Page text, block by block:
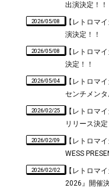
出演決定！！
2026/05/08
【レトロマ
演決定！！
2026/05/08
【レトロマ
決定！！
2026/05/04
【レトロマ
センチメン
2026/02/25
【レトロマ
リリース決定
2026/02/09
【レトロマ
WESS
2026/02/02
【レトロマ
2026』開催